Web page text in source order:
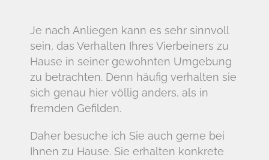
Je nach Anliegen kann es sehr sinnvoll
sein, das Verhalten Ihres Vierbeiners zu
Hause in seiner gewohnten Umgebung
zu betrachten. Denn häufig verhalten sie
sich genau hier völlig anders, als in
fremden Gefilden.
Daher besuche ich Sie auch gerne bei
Ihnen zu Hause. Sie erhalten konkrete